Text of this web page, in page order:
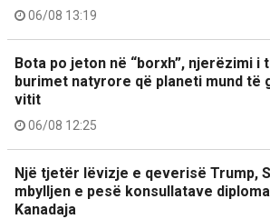
06/08 13:19
Bota po jeton në “borxh”, njerëzimi i
burimet natyrore që planeti mund të
vitit
06/08 12:25
Një tjetër lëvizje e qeverisë Trump,
mbylljen e pesë konsullatave
Kanadaja